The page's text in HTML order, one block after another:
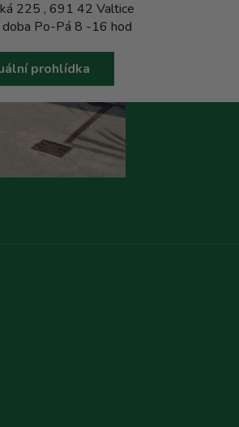
225 , 691 42 Valtice
doba Po-Pá 8 -16 hod
prohlídka